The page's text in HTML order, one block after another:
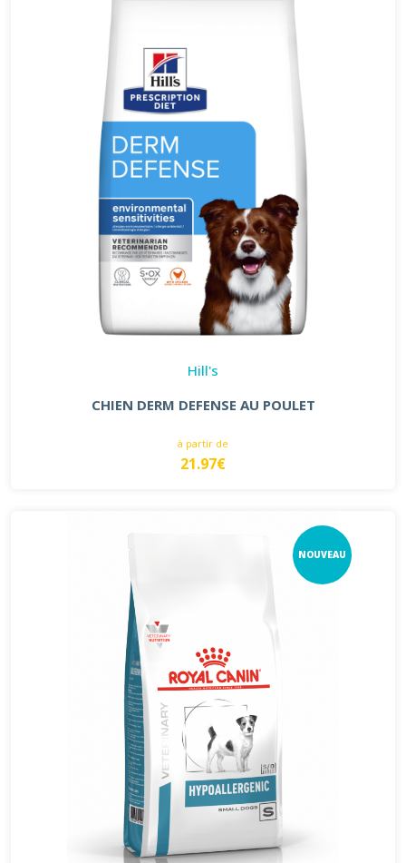
Hill's
CHIEN DERM DEFENSE AU POULET
à partir de
21.97€
NOUVEAU